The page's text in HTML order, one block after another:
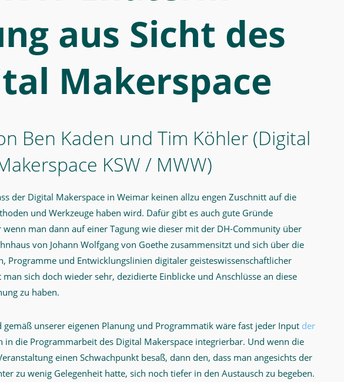
aus Sicht des
Makerspace
Ben Kaden und Tim Köhler (Digital
KSW / MWW)
der Digital Makerspace in Weimar keinen allzu engen Zuschnitt auf die
und Werkzeuge haben wird. Dafür gibt es auch gute Gründe
man dann auf einer Tagung wie dieser mit der DH-Community über
von Johann Wolfgang von Goethe zusammensitzt und sich über die
Programme und Entwicklungslinien digitaler geisteswissenschaftlicher
sich doch wieder sehr, dezidierte Einblicke und Anschlüsse an diese
zu haben.
unserer eigenen Planung und Programmatik wäre fast jeder Input der
in die Programmarbeit des Digital Makerspace integrierbar. Und wenn die
einen Schwachpunkt besaß, dann den, dass man angesichts der
zu wenig Gelegenheit hatte, sich noch tiefer in den Austausch zu begeben.